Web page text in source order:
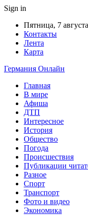
Sign in
Пятница, 7
Контакты
Лента
Карта
Германия Онлайн
Главная
В мире
Афиша
ДТП
Интересное
История
Общество
Погода
Происшествия
Публикации
Разное
Спорт
Транспорт
Фото и видео
Экономика